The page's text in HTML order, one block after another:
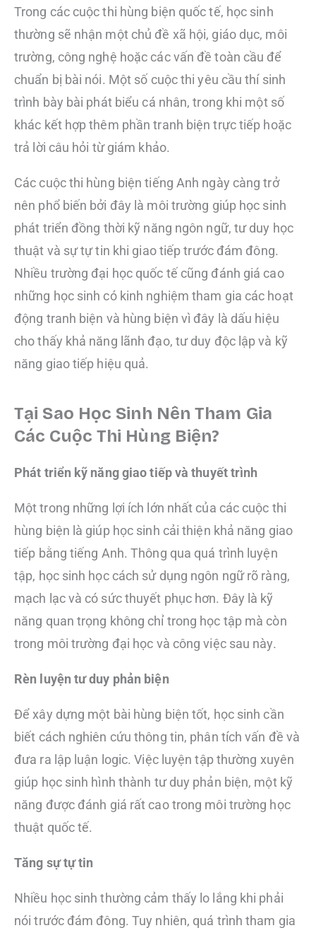
Trong các cuộc thi hùng biện quốc tế, học sinh
thường sẽ nhận một chủ đề xã hội, giáo dục, môi
trường, công nghệ hoặc các vấn đề toàn cầu để
chuẩn bị bài nói. Một số cuộc thi yêu cầu thí sinh
trình bày bài phát biểu cá nhân, trong khi một số
khác kết hợp thêm phần tranh biện trực tiếp hoặc
trả lời câu hỏi từ giám khảo.
Các cuộc thi hùng biện tiếng Anh ngày càng trở
nên phổ biến bởi đây là môi trường giúp học sinh
phát triển đồng thời kỹ năng ngôn ngữ, tư duy học
thuật và sự tự tin khi giao tiếp trước đám đông.
Nhiều trường đại học quốc tế cũng đánh giá cao
những học sinh có kinh nghiệm tham gia các hoạt
động tranh biện và hùng biện vì đây là dấu hiệu
cho thấy khả năng lãnh đạo, tư duy độc lập và kỹ
năng giao tiếp hiệu quả.
Tại Sao Học Sinh Nên Tham Gia
Các Cuộc Thi Hùng Biện?
Phát triển kỹ năng giao tiếp và thuyết trình
Một trong những lợi ích lớn nhất của các cuộc thi
hùng biện là giúp học sinh cải thiện khả năng giao
tiếp bằng tiếng Anh. Thông qua quá trình luyện
tập, học sinh học cách sử dụng ngôn ngữ rõ ràng,
mạch lạc và có sức thuyết phục hơn. Đây là kỹ
năng quan trọng không chỉ trong học tập mà còn
trong môi trường đại học và công việc sau này.
Rèn luyện tư duy phản biện
Để xây dựng một bài hùng biện tốt, học sinh cần
biết cách nghiên cứu thông tin, phân tích vấn đề và
đưa ra lập luận logic. Việc luyện tập thường xuyên
giúp học sinh hình thành tư duy phản biện, một kỹ
năng được đánh giá rất cao trong môi trường học
thuật quốc tế.
Tăng sự tự tin
Nhiều học sinh thường cảm thấy lo lắng khi phải
nói trước đám đông. Tuy nhiên, quá trình tham gia